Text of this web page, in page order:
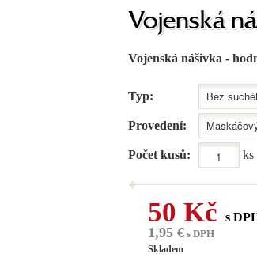
Vojenská
Vojenská nášivka -
Typ:
Provedení:
Počet kusů: ks
50 Kč s
1,95 €s DPH
Skladem